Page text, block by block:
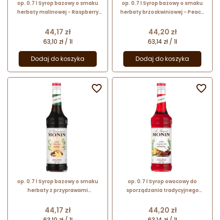
op. 0.7 l Syrop bazowy o smaku
herbaty malinowej - Raspberry
szklana butelka
Cena
44,17 zł
63,10 zł / 1l
Dodaj do koszyka
op. 0.7 l Syrop bazowy o smaku
herbaty brzoskwiniowej - Peach
szklana butelka
Cena
44,20 zł
63,14 zł / 1l
Dodaj do koszyka
op. 0.7 l Syrop bazowy o smaku
herbaty z przyprawami
Concentré de Monin - szklana
butelka
Cena
44,17 zł

op. 0.7 l Syrop owocowy do
sporządzania tradycyjnego
Mix Le Sirop de Monin - szklana
butelka
Cena
44,20 zł
